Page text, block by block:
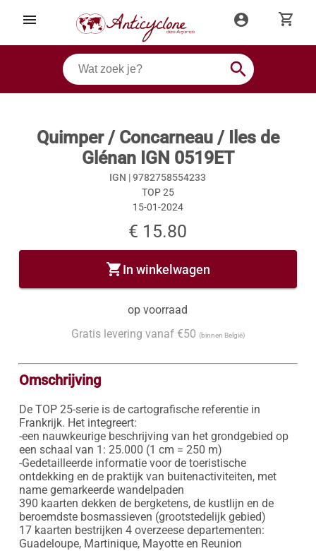
menu account_circle shopping_cart
search
Quimper / Concarneau / Iles de
Glénan IGN 0519ET
IGN |9782758554233
TOP 25
15-01-2024
€ 15.80
shopping_cartIn winkelwagen
op voorraad
Gratis levering vanaf €50 (binnen België)
Omschrijving
De TOP 25-serie is de cartografische referentie in
Frankrijk. Het integreert:
-een nauwkeurige beschrijving van het grondgebied op
een schaal van 1: 25.000 (1 cm = 250 m)
-Gedetailleerde informatie voor de toeristische
ontdekking en de praktijk van buitenactiviteiten, met
name gemarkeerde wandelpaden
390 kaarten dekken de bergketens, de kustlijn en de
beroemdste bosmassieven (grootstedelijk gebied)
17 kaarten bestrijken 4 overzeese departementen:
Guadeloupe, Martinique, Mayotte en Reunion